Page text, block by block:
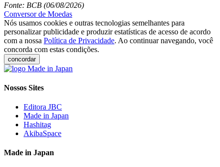
Fonte: BCB (06/08/2026)
Conversor de Moedas
Nós usamos cookies e outras tecnologias semelhantes para
personalizar publicidade e produzir estatísticas de acesso de acordo
com a nossa Política de Privacidade. Ao continuar navegando, você
concorda com estas condições.
concordar
Nossos Sites
Editora JBC
Made in Japan
Hashitag
AkibaSpace
Made in Japan